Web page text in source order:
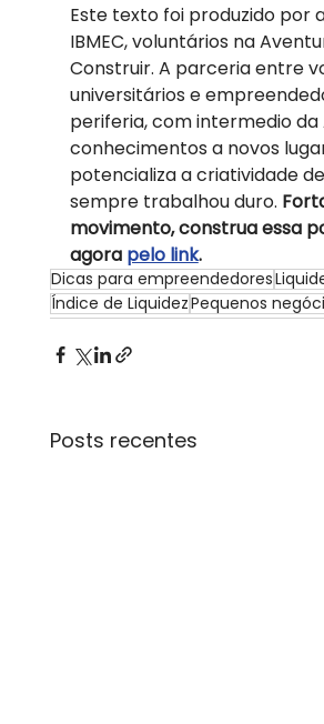
Este texto foi produzido por
IBMEC, voluntários na
Construir. A parceria entre
universitários e
periferia, com intermedio da
conhecimentos a novos
potencializa a criatividade
sempre trabalhou duro.
movimento, construa essa
agora pelo link.
Dicas para empreendedores
Índice de LiquidezPequenos
Posts recentes